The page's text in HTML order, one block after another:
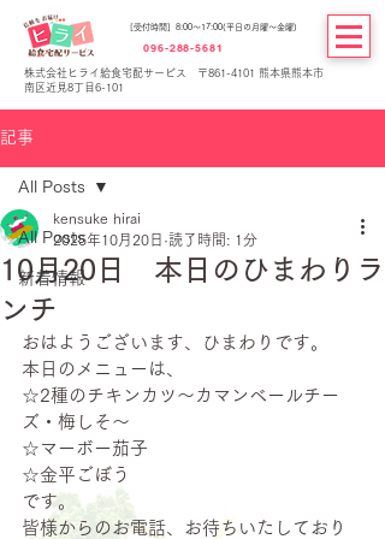
[受付時間] 8:00～17:00(平日の月曜～金曜)
096-288-5681
株式会社ヒライ給食宅配サービス 〒861-4101 熊本県熊本市
南区近見8丁目6-101
記事
All Posts
新着情報
All Posts
10月20日 本日のひまわりラ
ンチ
kensuke hirai
2025年10月20日 読了時間: 1分
おはようございます、ひまわりです。
本日のメニューは、
☆2種のチキンカツ～カマンベールチー
ズ・梅しそ～
☆マーボー茄子
☆金平ごぼう
です。
皆様からのお電話、お待ちいたしており